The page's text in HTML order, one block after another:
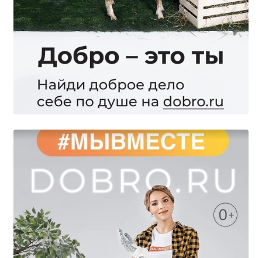
Образование
Образовательные стандарты и требования
Педагогический состав
Материально-техническое обеспечение и
оснащенность образовательного процесса.
Доступная среда
Платные образовательные услуги
Финансово-хозяйственная деятельность
Вакантные места для приёма (перевода)
Международное сотрудничество
Организация питания в образовательной
организации
УЧЕБНАЯ РАБОТА